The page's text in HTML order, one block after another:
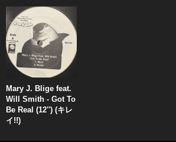
Mary J. Blige feat.
Will Smith - Got To
Be Real (12'') (キレ
イ!!)